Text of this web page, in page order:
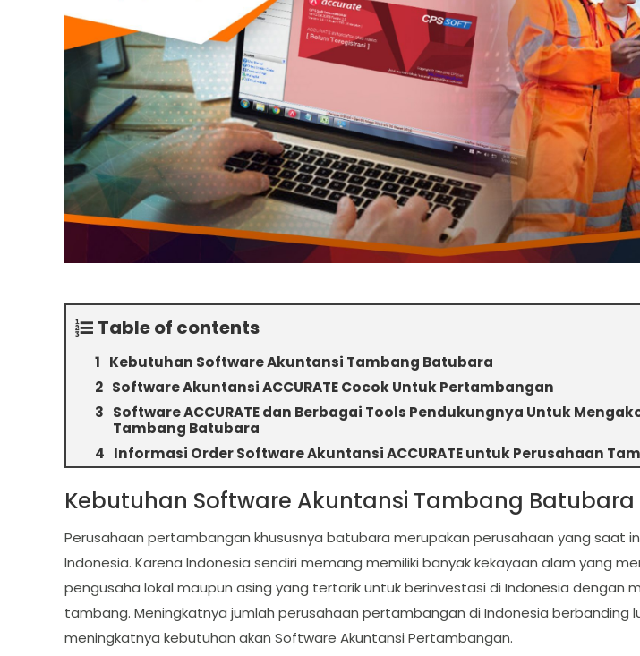
Table of contents
Kebutuhan Software Akuntansi Tambang Batubara
Software Akuntansi ACCURATE Cocok Untuk Pertambangan
Software ACCURATE dan Berbagai Tools Pendukungnya Untuk
Tambang Batubara
Informasi Order Software Akuntansi ACCURATE untuk Perusahaan
Kebutuhan Software Akuntansi Tambang Batubara
Perusahaan pertambangan khususnya batubara merupakan perusahaan yang saat
Indonesia. Karena Indonesia sendiri memang memiliki banyak kekayaan alam yang
pengusaha lokal maupun asing yang tertarik untuk berinvestasi di Indonesia dengan
tambang. Meningkatnya jumlah perusahaan pertambangan di Indonesia berbanding
meningkatnya kebutuhan akan Software Akuntansi Pertambangan.